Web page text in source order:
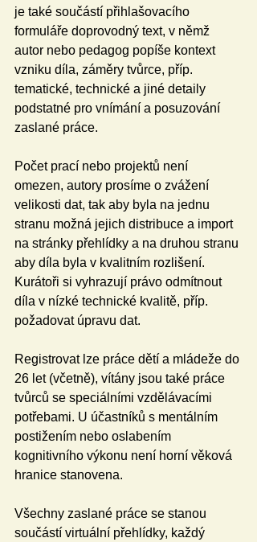
je také součástí přihlašovacího
formuláře doprovodný text, v němž
autor nebo pedagog popíše kontext
vzniku díla, záměry tvůrce, příp.
tematické, technické a jiné detaily
podstatné pro vnímání a posuzování
zaslané práce.
Počet prací nebo projektů není
omezen, autory prosíme o zvážení
velikosti dat, tak aby byla na jednu
stranu možná jejich distribuce a import
na stránky přehlídky a na druhou stranu
aby díla byla v kvalitním rozlišení.
Kurátoři si vyhrazují právo odmítnout
díla v nízké technické kvalitě, příp.
požadovat úpravu dat.
Registrovat lze práce dětí a mládeže do
26 let (včetně), vítány jsou také práce
tvůrců se speciálními vzdělávacími
potřebami. U účastníků s mentálním
postižením nebo oslabením
kognitivního výkonu není horní věková
hranice stanovena.
Všechny zaslané práce se stanou
součástí virtuální přehlídky, každý